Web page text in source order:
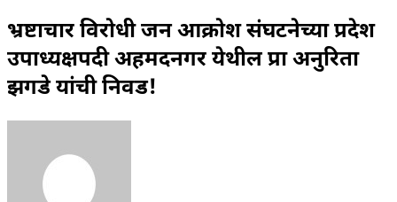
भ्रष्टाचार विरोधी जन आक्रोश संघटनेच्या प्रदेश
उपाध्यक्षपदी अहमदनगर येथील प्रा अनुरिता
झगडे यांची निवड!